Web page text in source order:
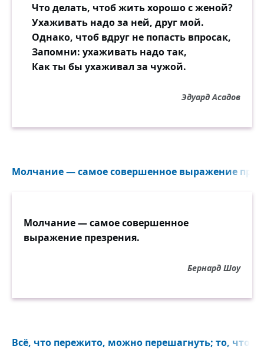
Что делать, чтоб жить хорошо с женой?
Ухаживать надо за ней, друг мой.
Однако, чтоб вдруг не попасть впросак,
Запомни: ухаживать надо так,
Как ты бы ухаживал за чужой.
Эдуард Асадов
Молчание — самое совершенное выражение
Молчание — самое совершенное
выражение презрения.
Бернард Шоу
Всё, что пережито, можно перешагнуть; то, что